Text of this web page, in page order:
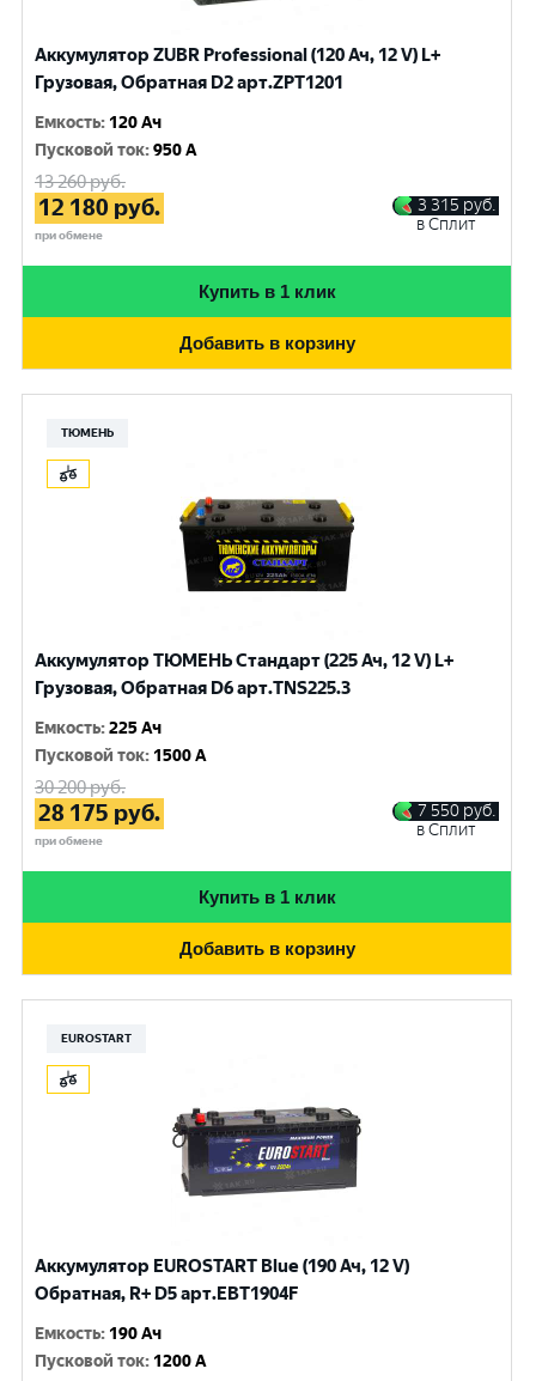
Аккумулятор ZUBR Professional (120 Ач, 12 V) L+
Грузовая, Обратная D2 арт.ZPT1201
Емкость: 120 Ач
Пусковой ток:950 A
13 260руб.
12 180 руб.
при обмене
3 315 руб.
в Сплит
Купить в 1 клик
Добавить в корзину
ТЮМЕНЬ
Аккумулятор ТЮМЕНЬ Стандарт (225 Ач, 12 V) L+
Грузовая, Обратная D6 арт.TNS225.3
Емкость:225 Ач
Пусковой ток: 1500 A
30 200руб.
28 175 руб.
при обмене
7 550 руб.
в Сплит
Купить в 1 клик
Добавить в корзину
EUROSTART
Аккумулятор EUROSTART Blue (190 Ач, 12 V)
Обратная, R+ D5 арт.EBT1904F
Емкость: 190 Ач
Пусковой ток: 1200 A